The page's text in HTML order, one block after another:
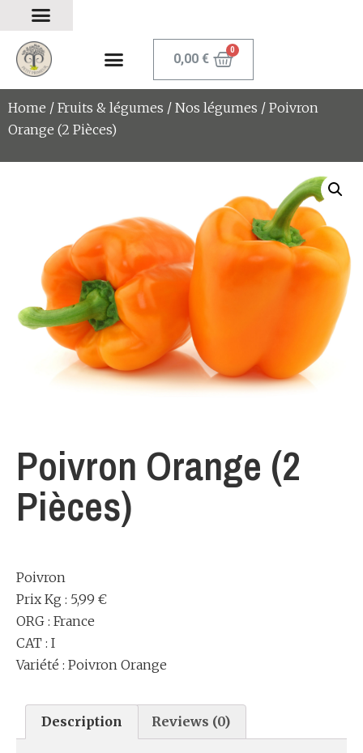
0,00€
Home / Fruits & légumes / Nos légumes / Poivron
Orange (2 Pièces)
Poivron Orange (2
Pièces)
Poivron
Prix Kg : 5,99 €
ORG : France
CAT : I
Variété : Poivron Orange
Description Reviews (0)